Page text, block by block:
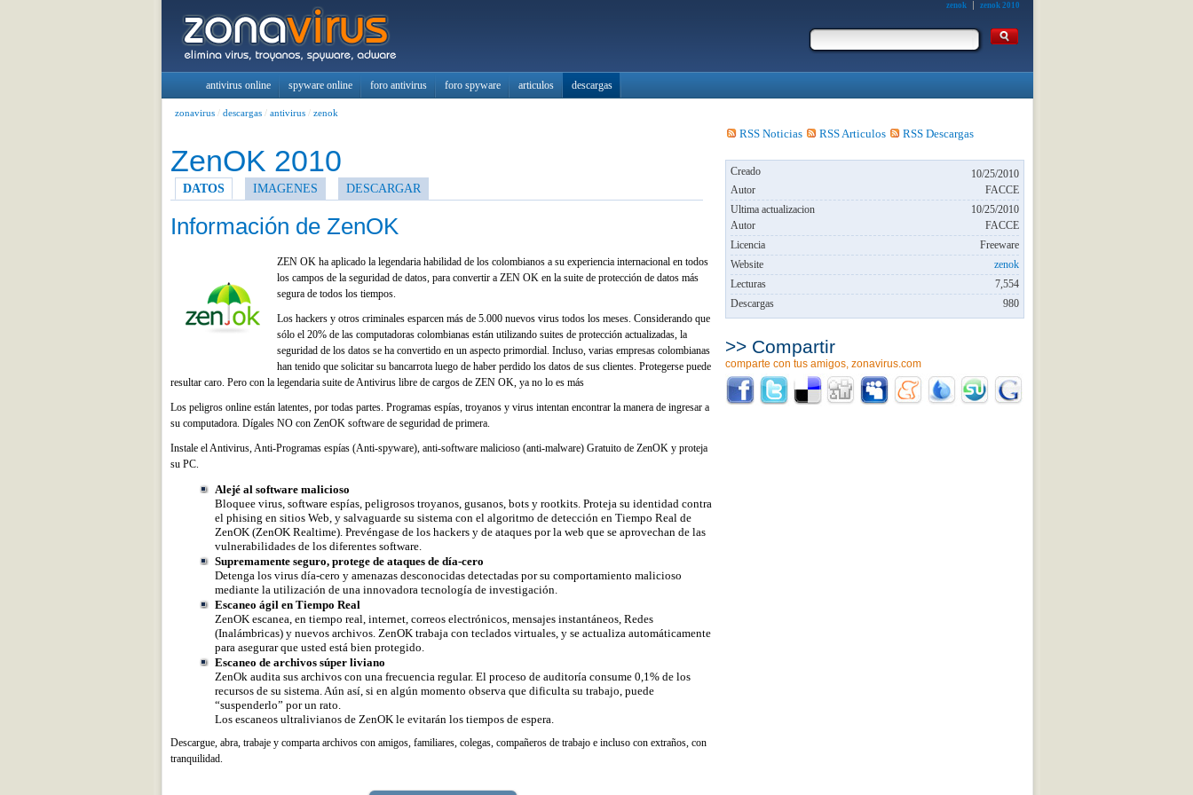
zenok zenok 2010
antivirus online spyware online foro antivirus foro spyware articulos descargas
zonavirus/ descargas/ antivirus/ zenok
ZenOK 2010
DATOS IMAGENES DESCARGAR
Información de ZenOK
ZEN OK ha aplicado la legendaria habilidad de los colombianos a su experiencia internacional en todos
los campos de la seguridad de datos, para convertir a ZEN OK en la suite de protección de datos más
segura de todos los tiempos.
Los hackers y otros criminales esparcen más de 5.000 nuevos virus todos los meses. Considerando que
sólo el 20% de las computadoras colombianas están utilizando suites de protección actualizadas, la
seguridad de los datos se ha convertido en un aspecto primordial. Incluso, varias empresas colombianas
han tenido que solicitar su bancarrota luego de haber perdido los datos de sus clientes. Protegerse puede
resultar caro. Pero con la legendaria suite de Antivirus libre de cargos de ZEN OK, ya no lo es más
Los peligros online están latentes, por todas partes. Programas espías, troyanos y virus intentan encontrar la manera de ingresar a
su computadora. Dígales NO con ZenOK software de seguridad de primera.
Instale el Antivirus, Anti-Programas espías (Anti-spyware), anti-software malicioso (anti-malware) Gratuito de ZenOK y proteja
su PC.
Alejé al software malicioso
Bloquee virus, software espías, peligrosos troyanos, gusanos, bots y rootkits. Proteja su identidad contra
el phising en sitios Web, y salvaguarde su sistema con el algoritmo de detección en Tiempo Real de
ZenOK (ZenOK Realtime). Prevéngase de los hackers y de ataques por la web que se aprovechan de las
vulnerabilidades de los diferentes software.
Supremamente seguro, protege de ataques de día-cero
Detenga los virus día-cero y amenazas desconocidas detectadas por su comportamiento malicioso
mediante la utilización de una innovadora tecnología de investigación.
Escaneo ágil en Tiempo Real
ZenOK escanea, en tiempo real, internet, correos electrónicos, mensajes instantáneos, Redes
(Inalámbricas) y nuevos archivos. ZenOK trabaja con teclados virtuales, y se actualiza automáticamente
para asegurar que usted está bien protegido.
Escaneo de archivos súper liviano
ZenOk audita sus archivos con una frecuencia regular. El proceso de auditoría consume 0,1% de los
recursos de su sistema. Aún así, si en algún momento observa que dificulta su trabajo, puede
“suspenderlo” por un rato.
Los escaneos ultralivianos de ZenOK le evitarán los tiempos de espera.
Descargue, abra, trabaje y comparta archivos con amigos, familiares, colegas, compañeros de trabajo e incluso con extraños, con
tranquilidad.
RSS Noticias RSS Articulos RSS Descargas
Creado
10/25/2010
Autor
FACCE
Ultima actualizacion
10/25/2010
Autor
FACCE
Licencia
Freeware
Website
zenok
Lecturas
7,554
Descargas
980
>> Compartir
comparte con tus amigos, zonavirus.com